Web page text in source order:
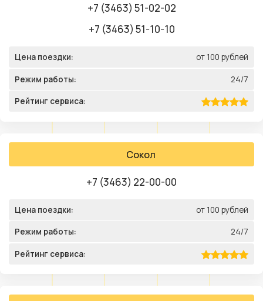
+7 (3463) 51-02-02
+7 (3463) 51-10-10
Цена поездки: от 100 рублей
Режим работы: 24/7
Рейтинг сервиса:
Сокол
+7 (3463) 22-00-00
Цена поездки: от 100 рублей
Режим работы: 24/7
Рейтинг сервиса: